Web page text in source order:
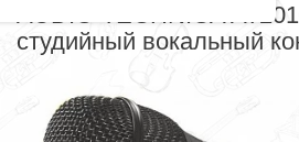
AUDIO-TECHNICA
студийный вокальный